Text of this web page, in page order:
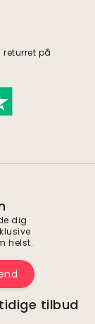
på
dig
helst.
tilbud